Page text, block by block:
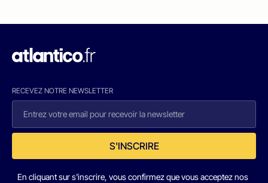
RECEVEZ NOTRE NEWSLETTER
S'INSCRIRE
En cliquant sur s'inscrire, vous confirmez que vous acceptez nos